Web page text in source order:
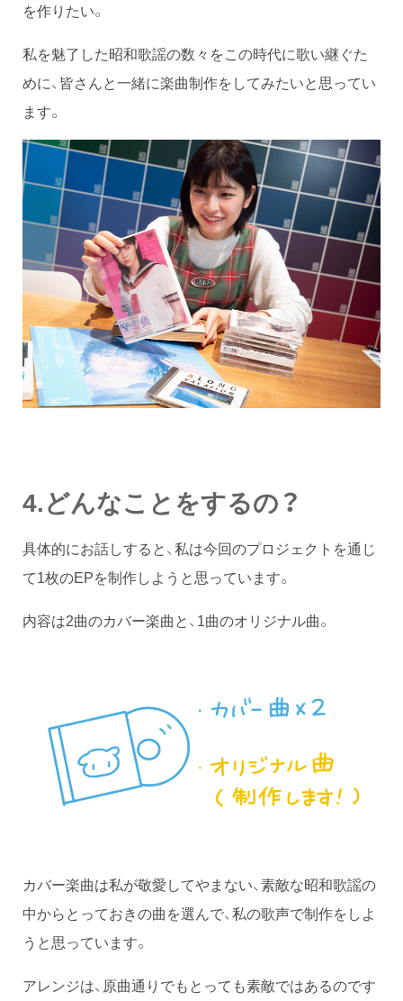
を作りたい。
私を魅了した昭和歌謡の数々をこの時代に歌い継ぐた
めに、皆さんと一緒に楽曲制作をしてみたいと思ってい
ます。
4.どんなことをするの？
具体的にお話しすると、私は今回のプロジェクトを通じ
て1枚のEPを制作しようと思っています。
内容は2曲のカバー楽曲と、1曲のオリジナル曲。
カバー楽曲は私が敬愛してやまない、素敵な昭和歌謡の
中からとっておきの曲を選んで、私の歌声で制作をしよ
うと思っています。
アレンジは、原曲通りでもとっても素敵ではあるのです